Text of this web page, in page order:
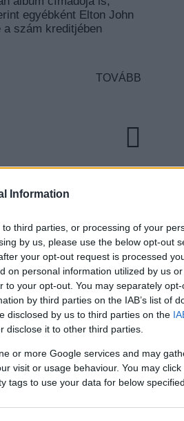
Information
third parties, or processing of your
by us, please use the below opt-out
your opt-out request is processed
on personal information utilized by us
to your opt-out. You may separately
by third parties on the IAB’s list of
disclosed by us to third parties on the
disclose it to other third parties.
or more Google services and may
visit or usage behaviour. You may
tags to use your data for below
egyébként Elton John
szám kreditjében
TOVÁBB
ÉS
jóval több tartalom vár!
EZT